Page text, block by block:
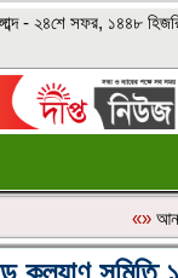
- ২৪শে সফর, ১৪৪৮
«»